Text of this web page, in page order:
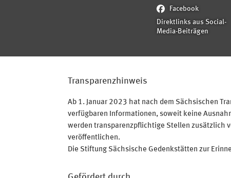
Facebook
Direktlinks aus Social-
Media-Beiträgen
Transparenzhinweis
Ab 1. Januar 2023 hat nach dem Sächsischen
verfügbaren Informationen, soweit keine
werden transparenzpflichtige Stellen zusätzlich
veröffentlichen.
Die Stiftung Sächsische Gedenkstätten zur